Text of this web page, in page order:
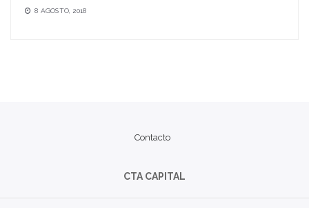
8 AGOSTO, 2018
Contacto
CTA CAPITAL